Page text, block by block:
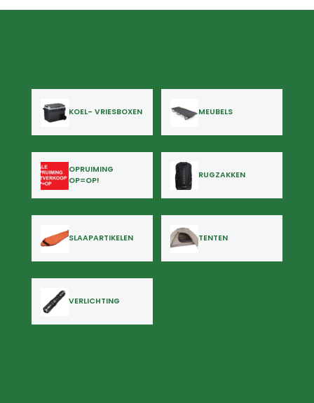
KOEL- VRIESBOXEN MEUBELS
OPRUIMING
OP=OP!
RUGZAKKEN
SLAAPARTIKELEN TENTEN
VERLICHTING